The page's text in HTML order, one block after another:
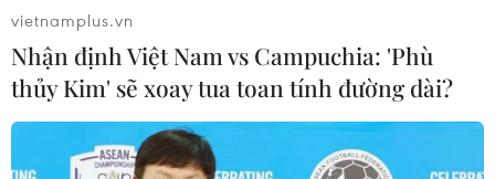
vietnamplus.vn
Nhận định Việt Nam vs Campuchia: 'Phù
thủy Kim' sẽ xoay tua toan tính đường dài?